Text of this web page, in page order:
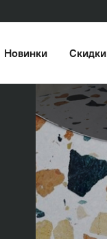
Новинки Скидки